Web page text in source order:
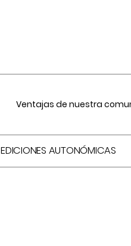
Ventajas de nuestra
EDICIONES AUTONÓMICAS